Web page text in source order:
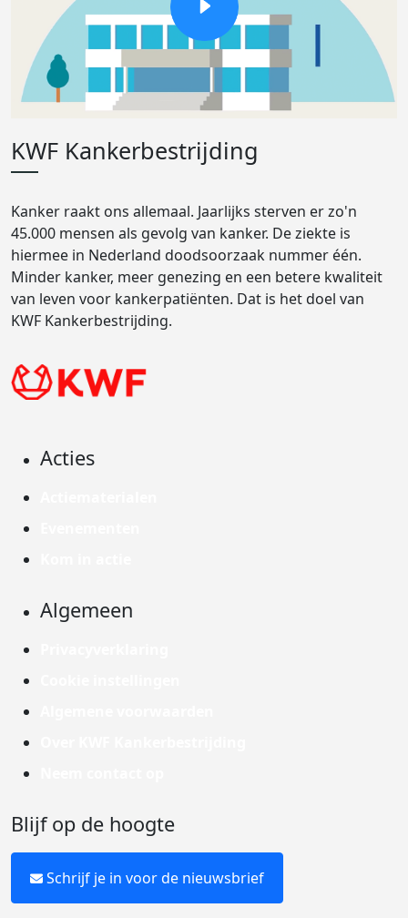
KWF Kankerbestrijding
Kanker raakt ons allemaal. Jaarlijks sterven er zo'n
45.000 mensen als gevolg van kanker. De ziekte is
hiermee in Nederland doodsoorzaak nummer één.
Minder kanker, meer genezing en een betere kwaliteit
van leven voor kankerpatiënten. Dat is het doel van
KWF Kankerbestrijding.
Acties
Algemeen
Blijf op de hoogte
Schrijf je in voor de nieuwsbrief